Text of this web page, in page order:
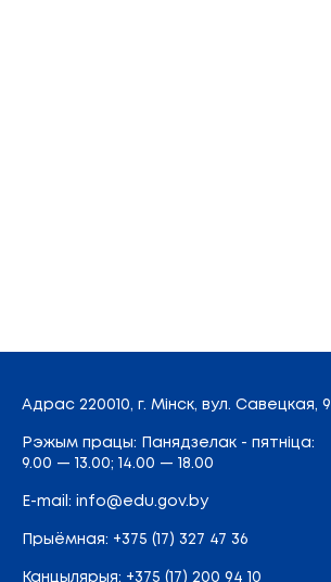
Адрас 220010, г. Мінск, вул. Савецкая, 9
Рэжым працы: Панядзелак - пятніца:
9.00 — 13.00; 14.00 — 18.00
E-mail: info@edu.gov.by
Прыёмная: +375 (17) 327 47 36
Канцылярыя: +375 (17) 200 94 10